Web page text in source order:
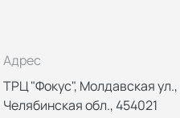
Адрес
ТРЦ "Фокус", Молдавская ул.,
Челябинская обл., 454021